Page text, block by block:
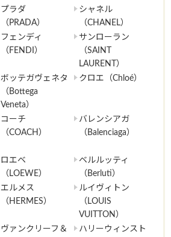
プラダ
（PRADA）
シャネル
（CHANEL）
フェンディ
（FENDI）
サンローラン
（SAINT
LAURENT）
ボッテガヴェネタ
（Bottega
Veneta）
クロエ（Chloé）
コーチ
（COACH）
バレンシアガ
（Balenciaga）
ロエベ
（LOEWE）
ベルルッティ
（Berluti）
エルメス
（HERMES）
ルイヴィトン
（LOUIS
VUITTON）
ヴァンクリーフ＆
ハリーウィンスト